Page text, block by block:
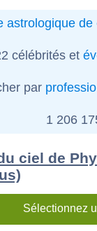
astrologique de
célébrités et
par
1 206
ciel de
Sélectionnez